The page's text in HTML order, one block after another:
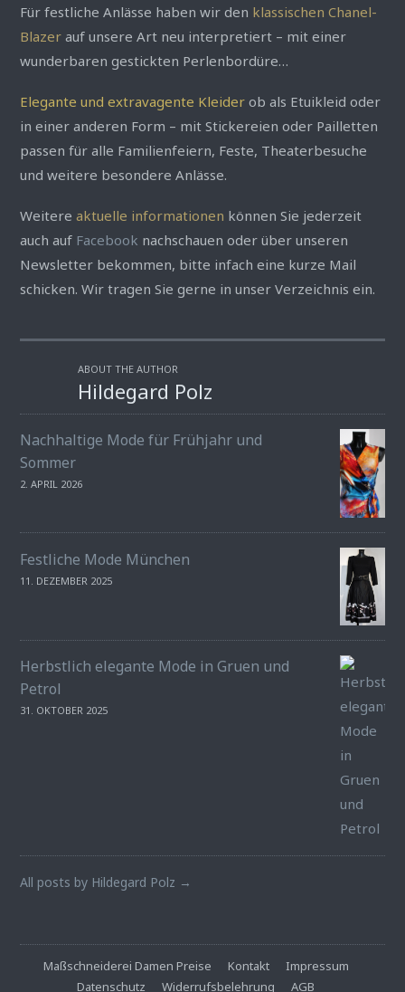
Für festliche Anlässe haben wir den klassischen Chanel-
Blazer auf unsere Art neu interpretiert – mit einer
wunderbaren gestickten Perlenbordüre…
Elegante und extravagente Kleider ob als Etuikleid oder
in einer anderen Form – mit Stickereien oder Pailletten
passen für alle Familienfeiern, Feste, Theaterbesuche
und weitere besondere Anlässe.
Weitereaktuelle informationen können Sie jederzeit
auch auf Facebook nachschauen oder über unseren
Newsletter bekommen, bitte infach eine kurze Mail
schicken. Wir tragen Sie gerne in unser Verzeichnis ein.
ABOUT THE AUTHOR
Hildegard Polz
Nachhaltige Mode für Frühjahr und
Sommer
2. APRIL 2026
Festliche Mode München
11. DEZEMBER 2025
Herbstlich elegante Mode in Gruen und
Petrol
31. OKTOBER 2025
All posts by Hildegard Polz →
Maßschneiderei Damen Preise Kontakt
Impressum
Datenschutz
Widerrufsbelehrung AGB